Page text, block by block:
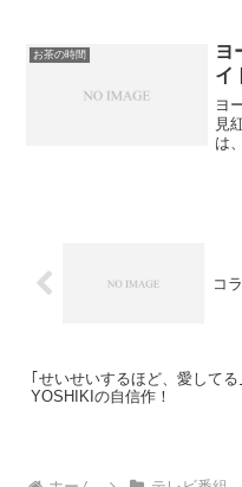
か
誰
お茶の時間
ヨ
イ
ヨ
見
は
コ
｢せいせいするほど、愛して
YOSHIKIの自信作！